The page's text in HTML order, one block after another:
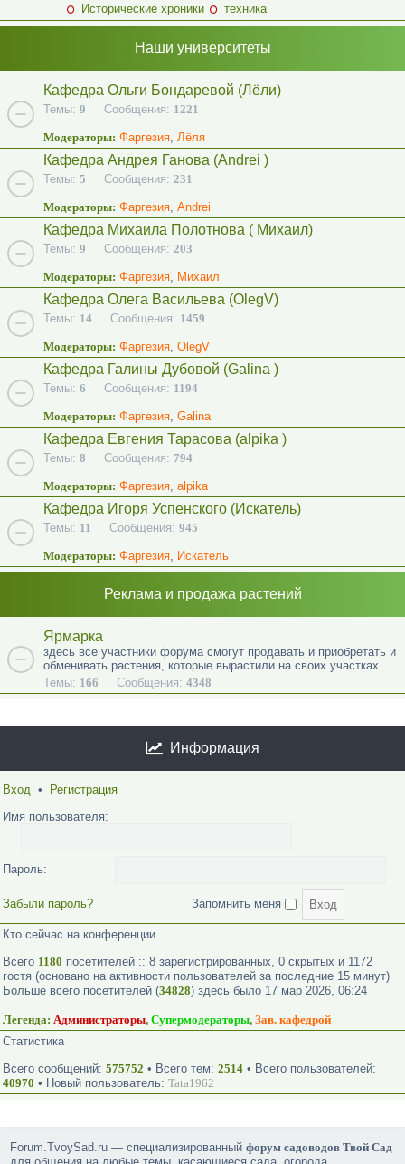
Исторические хроники
техника
Наши университеты
Кафедра Ольги Бондаревой (Лёли)
Темы: 9 Сообщения: 1221
Модераторы: Фаргезия, Лёля
Кафедра Андрея Ганова (Andrei )
Темы: 5 Сообщения: 231
Модераторы: Фаргезия, Andrei
Кафедра Михаила Полотнова ( Михаил)
Темы: 9 Сообщения: 203
Модераторы: Фаргезия, Михаил
Кафедра Олега Васильева (OlegV)
Темы: 14 Сообщения: 1459
Модераторы: Фаргезия, OlegV
Кафедра Галины Дубовой (Galina )
Темы: 6 Сообщения: 1194
Модераторы: Фаргезия, Galina
Кафедра Евгения Тарасова (alpika )
Темы: 8 Сообщения: 794
Модераторы: Фаргезия, alpika
Кафедра Игоря Успенского (Искатель)
Темы: 11 Сообщения: 945
Модераторы: Фаргезия, Искатель
Реклама и продажа растений
Ярмарка
здесь все участники форума смогут продавать и приобретать и
обменивать растения, которые вырастили на своих участках
Темы: 166 Сообщения: 4348
Информация
Вход •
Регистрация
Имя пользователя:
Пароль:
Забыли пароль? Запомнить меня
Кто сейчас на конференции
Всего 1180 посетителей :: 8 зарегистрированных, 0 скрытых и 1172
гостя (основано на активности пользователей за последние 15 минут)
Больше всего посетителей (34828) здесь было 17 мар 2026, 06:24
Легенда: Администраторы, Супермодераторы, Зав. кафедрой
Статистика
Всего сообщений: 575752 • Всего тем: 2514 • Всего пользователей:
40970 • Новый пользователь: Tata1962
Forum.TvoySad.ru — специализированныйфорум садоводов Твой Сад